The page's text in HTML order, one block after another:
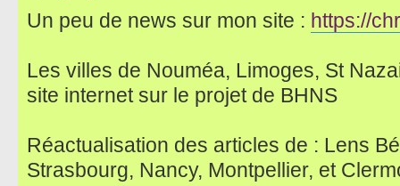
Un peu de news sur mon site : https://
Les villes de Nouméa, Limoges, St
site internet sur le projet de BHNS
Réactualisation des articles de : Lens
Strasbourg, Nancy, Montpellier, et